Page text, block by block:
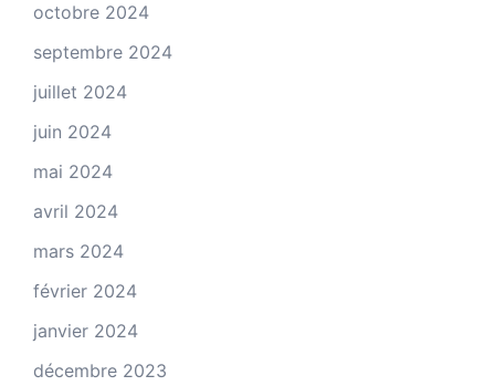
octobre 2024
septembre 2024
juillet 2024
juin 2024
mai 2024
avril 2024
mars 2024
février 2024
janvier 2024
décembre 2023